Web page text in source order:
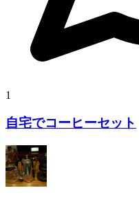
1
自宅でコーヒーセット